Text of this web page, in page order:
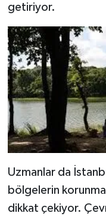
getiriyor.
Uzmanlar da
bölgelerin
dikkat çekiyor.